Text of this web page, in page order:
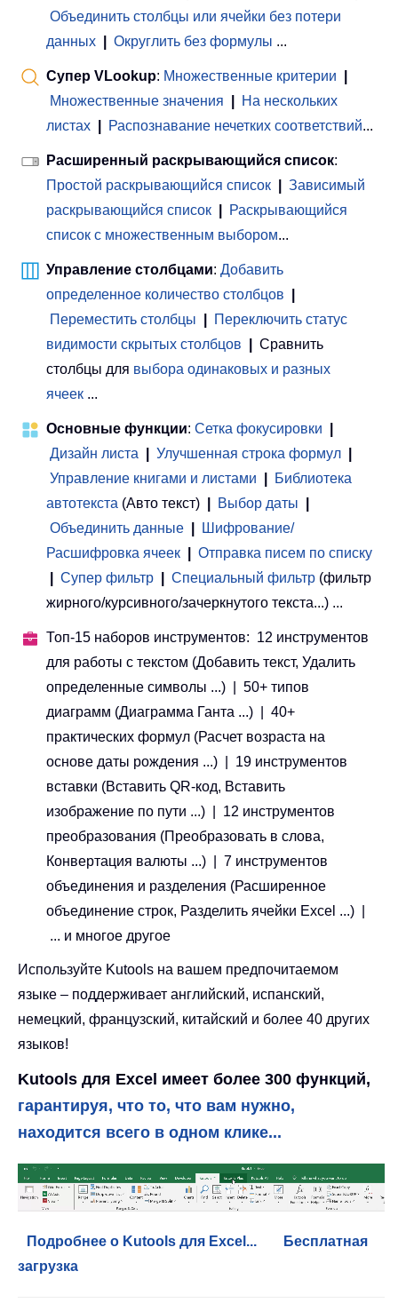
Объединить столбцы или ячейки без потери
данных
Округлить без формулы ...
Супер VLookup: Множественные критерии
Множественные значения
На нескольких
листах
Распознавание нечетких соответствий...
Расширенный раскрывающийся список:
Простой раскрывающийся список
Зависимый
раскрывающийся список
Раскрывающийся
список с множественным выбором...
Управление столбцами: Добавить
определенное количество столбцов
Переместить столбцы
Переключить статус
видимости скрытых столбцов
Сравнить
столбцы для выбора одинаковых и разных
ячеек ...
Основные функции: Сетка фокусировки
Дизайн листа
Улучшенная строка формул
Управление книгами и листами
Библиотека
автотекста (Авто текст) Выбор даты
Объединить данные
Шифрование/
Расшифровка ячеек
Отправка писем по списку
Супер фильтр Специальный фильтр (фильтр
жирного/курсивного/зачеркнутого текста...) ...
Топ-15 наборов инструментов: 12 инструментов
для работы с текстом (Добавить текст, Удалить
определенные символы ...) | 50+ типов
диаграмм (Диаграмма Ганта ...) | 40+
практических формул (Расчет возраста на
основе даты рождения ...) | 19 инструментов
вставки (Вставить QR-код, Вставить
изображение по пути ...) | 12 инструментов
преобразования (Преобразовать в слова,
Конвертация валюты ...) | 7 инструментов
объединения и разделения (Расширенное
объединение строк, Разделить ячейки Excel ...) |
... и многое другое
Используйте Kutools на вашем предпочитаемом
языке – поддерживает английский, испанский,
немецкий, французский, китайский и более 40 других
языков!
Kutools для Excel имеет более 300 функций,
гарантируя, что то, что вам нужно,
находится всего в одном клике...
Подробнее о Kutools для Excel...
Бесплатная
загрузка